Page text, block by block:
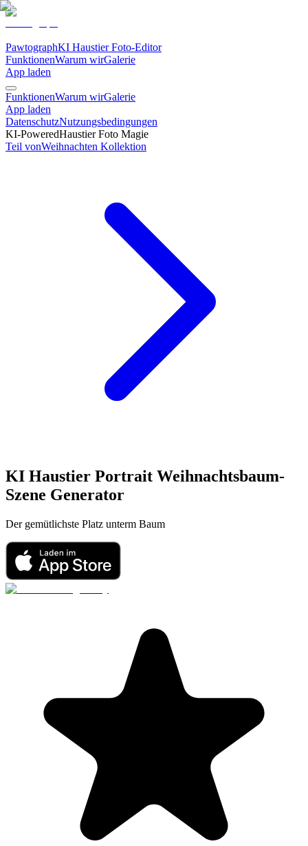
PawtographKI Haustier Foto-Editor
FunktionenWarum wirGalerie
App laden
FunktionenWarum wirGalerie
App laden
DatenschutzNutzungsbedingungen
KI-PoweredHaustier Foto Magie
Teil vonWeihnachten Kollektion
KI Haustier Portrait Weihnachtsbaum-
Szene Generator
Der gemütlichste Platz unterm Baum